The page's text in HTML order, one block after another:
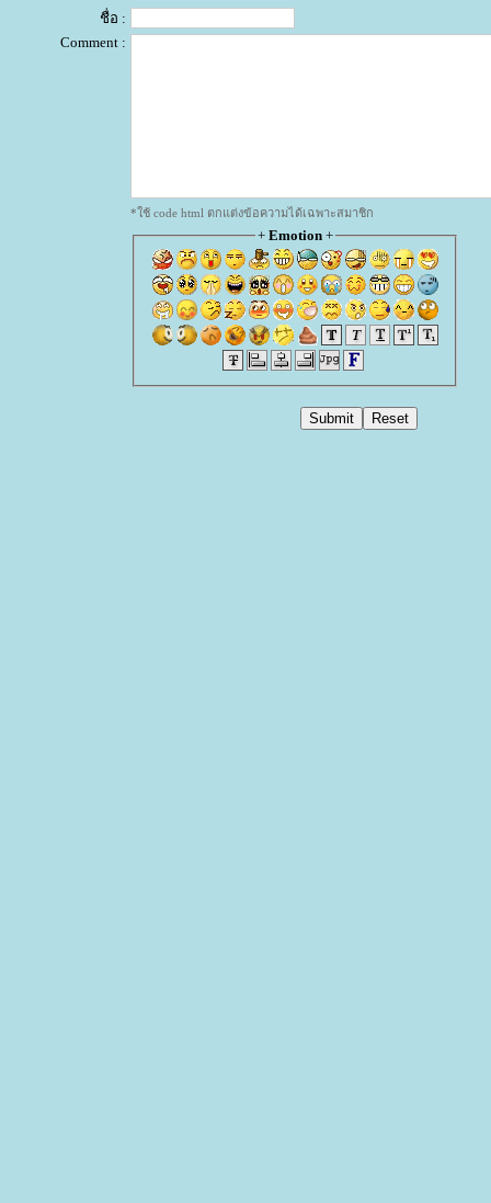
ชื่อ :
Comment :
*ใช้ code html ตกแต่งข้อความได้เฉพาะสมาชิก
+ Emotion+